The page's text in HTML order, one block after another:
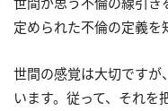
定められた不倫の定義を
世間の感覚は大切ですが
います。従って、それを